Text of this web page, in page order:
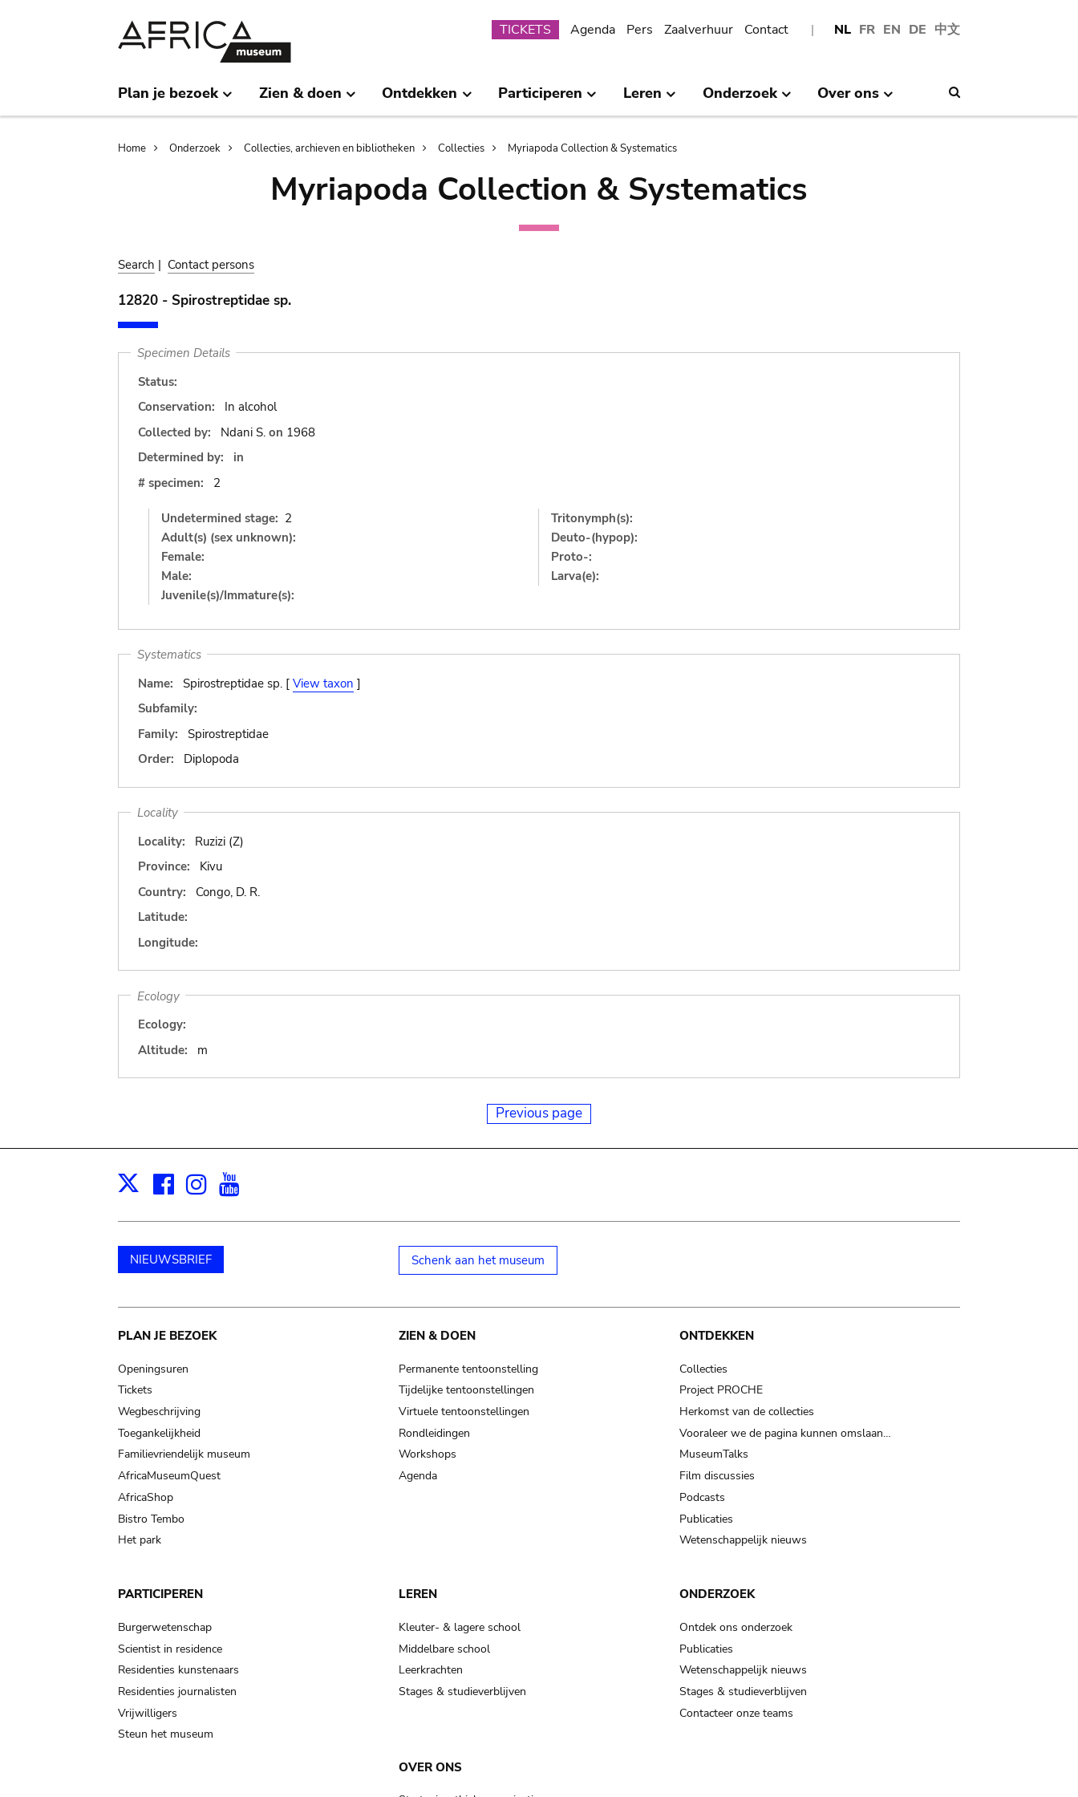
NL FR EN DE 中文
Submenu
TICKETS Agenda Pers Zaalverhuur Contact
Plan je bezoek Zien & doen Ontdekken Participeren Leren Onderzoek Over ons
Breadcrumb
Home Onderzoek Collecties, archieven en bibliotheken Collecties Myriapoda Collection & Systematics
Myriapoda Collection & Systematics
Search | Contact persons
12820 - Spirostreptidae sp.
Specimen Details
Status:
Conservation:
In alcohol
Collected by:
Ndani S. on 1968
Determined by:
in
# specimen:
2
Undetermined stage: 2
Adult(s) (sex unknown):
Female:
Male:
Juvenile(s)/Immature(s):
Tritonymph(s):
Deuto-(hypop):
Proto-:
Larva(e):
Systematics
Name:
Spirostreptidae sp. [ View taxon ]
Subfamily:
Family:
Spirostreptidae
Order:
Diplopoda
Locality
Locality:
Ruzizi (Z)
Province:
Kivu
Country:
Congo, D. R.
Latitude:
Longitude:
Ecology
Ecology:
Altitude:
m
Previous page
X Facebook
Instagram
NIEUWSBRIEF Schenk aan het museum
Main
navigation
PLAN JE BEZOEK
Openingsuren
Tickets
Wegbeschrijving
Toegankelijkheid
Familievriendelijk museum
AfricaMuseumQuest
AfricaShop
Bistro Tembo
Het park
ZIEN & DOEN
Permanente tentoonstelling
Tijdelijke tentoonstellingen
Virtuele tentoonstellingen
Rondleidingen
Workshops
Agenda
ONTDEKKEN
Collecties
Project PROCHE
Herkomst van de collecties
Vooraleer we de pagina kunnen omslaan…
MuseumTalks
Film discussies
Podcasts
Publicaties
Wetenschappelijk nieuws
PARTICIPEREN
Burgerwetenschap
Scientist in residence
Residenties kunstenaars
Residenties journalisten
Vrijwilligers
Steun het museum
LEREN
Kleuter- & lagere school
Middelbare school
Leerkrachten
Stages & studieverblijven
ONDERZOEK
Ontdek ons onderzoek
Publicaties
Wetenschappelijk nieuws
Stages & studieverblijven
Contacteer onze teams
OVER ONS